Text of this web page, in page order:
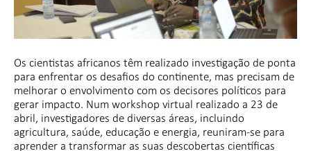
Os cientistas africanos têm realizado investigação de ponta
para enfrentar os desafios do continente, mas precisam de
melhorar o envolvimento com os decisores políticos para
gerar impacto. Num workshop virtual realizado a 23 de
abril, investigadores de diversas áreas, incluindo
agricultura, saúde, educação e energia, reuniram-se para
aprender a transformar as suas descobertas científicas